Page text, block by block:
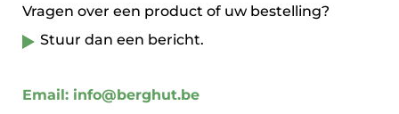
Vragen over een product of uw bestelling?
Stuur dan een bericht.
Email: info@berghut.be